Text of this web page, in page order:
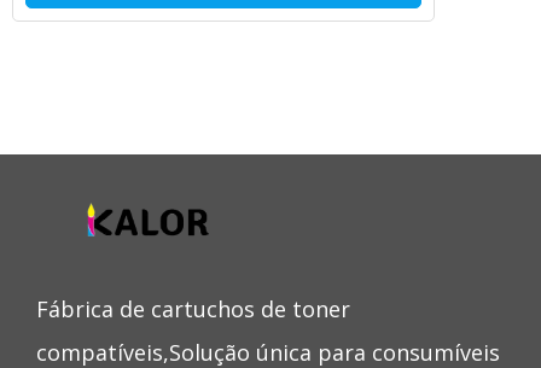
Fábrica de cartuchos de toner
compatíveis,Solução única para consumíveis